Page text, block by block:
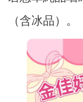
（含冰品）。